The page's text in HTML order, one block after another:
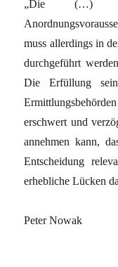
„Die (…)
muss allerdings in
durchgeführt
Die Erfüllung
erschwert und
annehmen kann,
Entscheidung
erhebliche Lücken
Peter Nowak